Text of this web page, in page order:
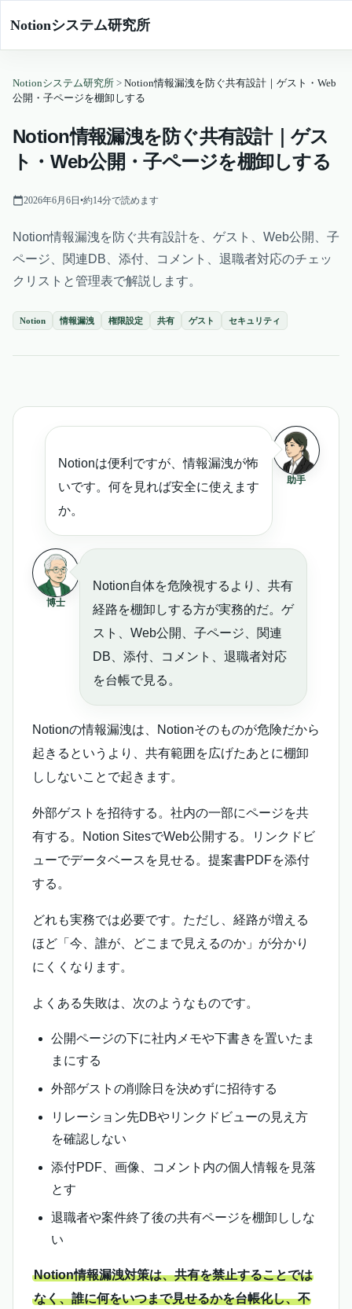
Notionシステム研究所
Notionシステム研究所 > Notion情報漏洩を防ぐ共有設計｜ゲスト・Web
公開・子ページを棚卸しする
Notion情報漏洩を防ぐ共有設計｜ゲス
ト・Web公開・子ページを棚卸しする
2026年6月6日 •約14分で読めます
Notion情報漏洩を防ぐ共有設計を、ゲスト、Web公開、子
ページ、関連DB、添付、コメント、退職者対応のチェッ
クリストと管理表で解説します。
Notion 情報漏洩 権限設定 共有 ゲスト セキュリティ
助手
Notionは便利ですが、情報漏洩が怖
いです。何を見れば安全に使えます
か。
博士
Notion自体を危険視するより、共有
経路を棚卸しする方が実務的だ。ゲ
スト、Web公開、子ページ、関連
DB、添付、コメント、退職者対応
を台帳で見る。
Notionの情報漏洩は、Notionそのものが危険だから
起きるというより、共有範囲を広げたあとに棚卸
ししないことで起きます。
外部ゲストを招待する。社内の一部にページを共
有する。Notion SitesでWeb公開する。リンクドビ
ューでデータベースを見せる。提案書PDFを添付
する。
どれも実務では必要です。ただし、経路が増える
ほど「今、誰が、どこまで見えるのか」が分かり
にくくなります。
よくある失敗は、次のようなものです。
公開ページの下に社内メモや下書きを置いたま
まにする
外部ゲストの削除日を決めずに招待する
リレーション先DBやリンクドビューの見え方
を確認しない
添付PDF、画像、コメント内の個人情報を見落
とす
退職者や案件終了後の共有ページを棚卸ししな
い
Notion情報漏洩対策は、共有を禁止することでは
なく、誰に何をいつまで見せるかを台帳化し、不